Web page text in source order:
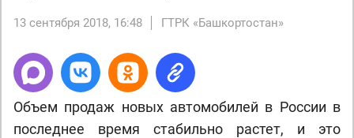
13 сентября 2018, 16:48 ГТРК «Башкортостан»
Объем продаж новых автомобилей в России в
последнее время стабильно растет, и это